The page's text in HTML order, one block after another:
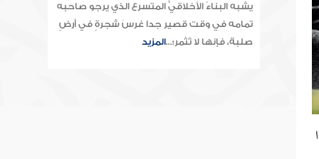
يشبه البناءُ الأخلاقيُّ المتسرع الذي يرجو صاحبه
تمامه في وقت قصير جدا غرسَ شجرةٍ في أرضٍ
صلبة، فإنها لا تُثمر؛...المزيد